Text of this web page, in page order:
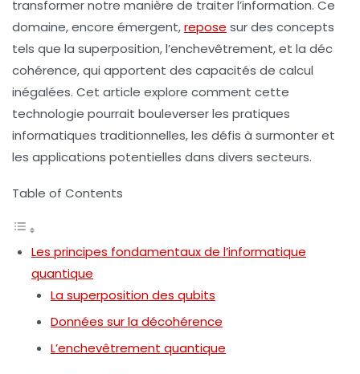
transformer notre manière de traiter l’information. Ce
domaine, encore émergent,repose sur des concepts
tels que la superposition, l’enchevêtrement, et la déc
cohérence, qui apportent des capacités de calcul
inégalées. Cet article explore comment cette
technologie pourrait bouleverser les pratiques
informatiques traditionnelles, les défis à surmonter et
les applications potentielles dans divers secteurs.
Table of Contents
Les principes fondamentaux de l’informatique
quantique
La superposition des qubits
Données sur la décohérence
L’enchevêtrement quantique